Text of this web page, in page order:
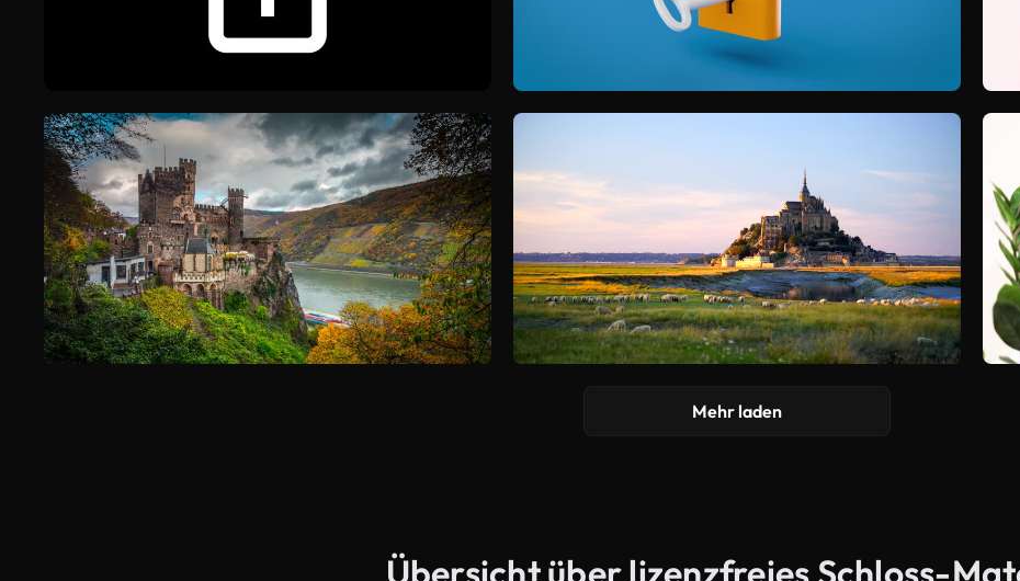
Mehr laden
Übersicht über lizenzfreies Schloss-